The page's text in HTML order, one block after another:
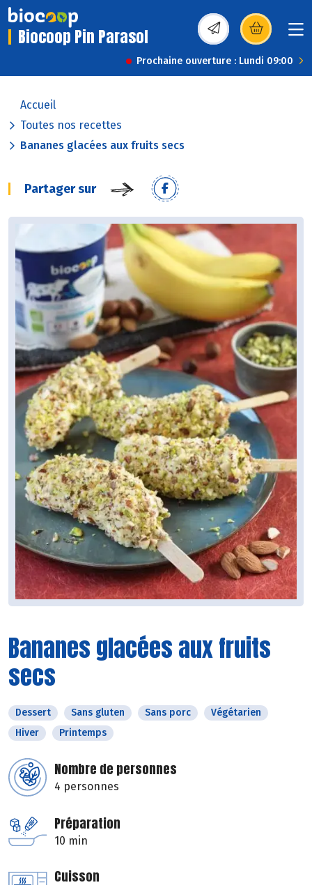
Biocoop Pin Parasol (s’ouvre dans une
Prochaine ouverture : Lundi 09:00
Accueil
Toutes nos recettes
Bananes glacées aux fruits secs
Partager sur
Bananes glacées aux fruits
secs
Dessert Sans gluten Sans porc
Végétarien
Hiver
Printemps
Nombre de personnes
4 personnes
Préparation
10 min
Cuisson